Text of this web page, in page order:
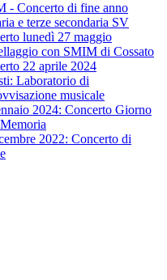
- Concerto di fine anno
e terze secondaria SV
lunedì 27 maggio
con SMIM di Cossato
22 aprile 2024
Laboratorio di
musicale
2024: Concerto Giorno
2022: Concerto di